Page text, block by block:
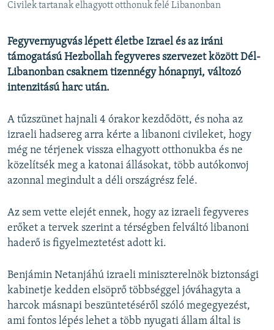
Valamennyi RFE/RL weboldal
Civilek tartanak elhagyott otthonuk felé Libanonban
Fegyvernyugvás lépett életbe Izrael és az iráni
támogatású Hezbollah fegyveres szervezet között Dél-
Libanonban csaknem tizennégy hónapnyi, változó
intenzitású harc után.
A tűzszünet hajnali 4 órakor kezdődött, és noha az
izraeli hadsereg arra kérte a libanoni civileket, hogy
még ne térjenek vissza elhagyott otthonukba és ne
közelítsék meg a katonai állásokat, több autókonvoj
azonnal megindult a déli országrész felé.
Az sem vette elejét ennek, hogy az izraeli fegyveres
erőket a tervek szerint a térségben felváltó libanoni
haderő is figyelmeztetést adott ki.
Benjámin Netanjáhú izraeli miniszterelnök biztonsági
kabinetje kedden elsöprő többséggel jóváhagyta a
harcok másnapi beszüntetéséről szóló megegyezést,
ami fontos lépés lehet a több nyugati állam által is